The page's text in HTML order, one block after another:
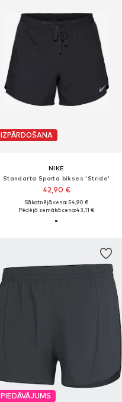
IZPĀRDOŠANA
NIKE
Standarta Sporta bikses 'Stride'
42,90 €
Sākotnējā cena: 54,90 €
Pēdējā zemākā cena:43,11 €
PIEDĀVĀJUMS